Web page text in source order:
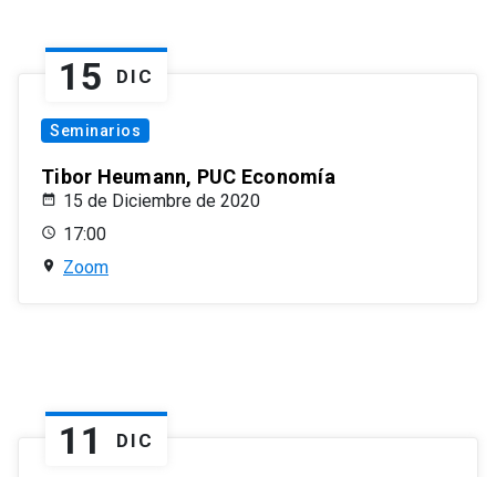
15 DIC
Seminarios
Tibor Heumann, PUC Economía
15 de Diciembre de 2020
17:00
Zoom
11 DIC